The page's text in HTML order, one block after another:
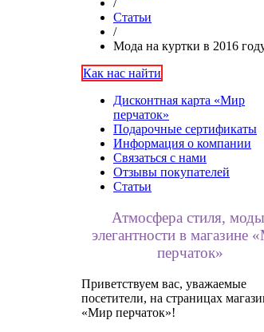
/
Статьи
/
Мода на куртки в 2016
Как нас найти
Дисконтная карта «Мир
перчаток»
Подарочные сертификаты
Информация о компании
Связаться с нами
Отзывы покупателей
Статьи
Атмосфера стиля,
элегантности в магазине
перчаток»
Приветствуем вас, уважаемые
посетители, на страницах
«Мир перчаток»!